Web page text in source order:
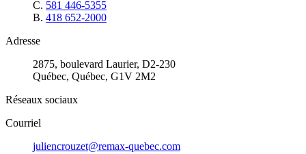
C. 581 446-5355
B. 418 652-2000
Adresse
2875, boulevard Laurier, D2-230
Québec, Québec, G1V 2M2
Réseaux sociaux
Courriel
juliencrouzet@remax-quebec.com